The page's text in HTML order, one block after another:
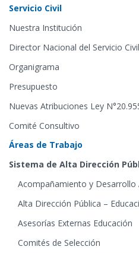
Servicio Civil
Nuestra Institución
Director Nacional del Servicio Civil
Organigrama
Presupuesto
Nuevas Atribuciones Ley
Comité Consultivo
Áreas de Trabajo
Sistema de Alta Dirección
Acompañamiento y Desarrollo
Alta Dirección Pública –
Asesorías Externas Educación
Comités de Selección